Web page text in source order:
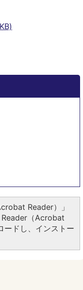
Reader）」
Reader（Acrobat
ードし、インストー